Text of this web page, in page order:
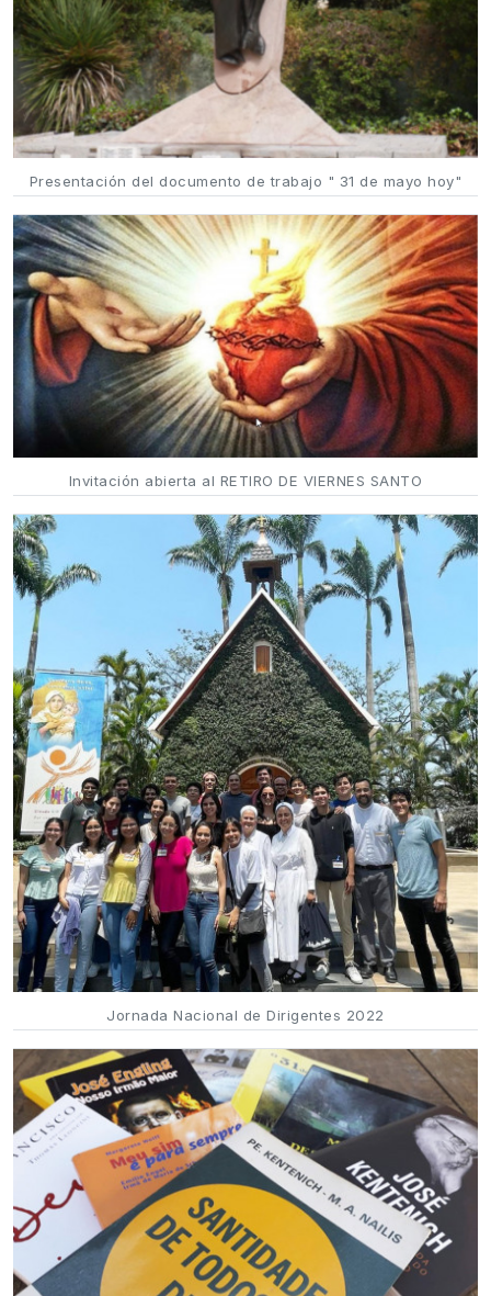
Presentación del documento de trabajo " 31 de mayo hoy"
Invitación abierta al RETIRO DE VIERNES SANTO
Jornada Nacional de Dirigentes 2022